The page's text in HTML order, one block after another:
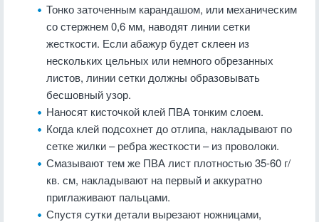
Тонко заточенным карандашом, или механическим
со стержнем 0,6 мм, наводят линии сетки
жесткости. Если абажур будет склеен из
нескольких цельных или немного обрезанных
листов, линии сетки должны образовывать
бесшовный узор.
Наносят кисточкой клей ПВА тонким слоем.
Когда клей подсохнет до отлипа, накладывают по
сетке жилки – ребра жесткости – из проволоки.
Смазывают тем же ПВА лист плотностью 35-60 г/
кв. см, накладывают на первый и аккуратно
приглаживают пальцами.
Спустя сутки детали вырезают ножницами,